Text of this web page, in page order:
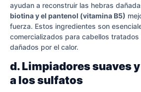
ayudan a reconstruir las hebras
biotina y el pantenol (vitamina B5)
fuerza. Estos ingredientes son
comercializados para cabellos tratados
dañados por el calor.
d. Limpiadores suaves
a los sulfatos